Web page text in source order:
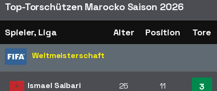
Top-Torschützen Marocko Saison 2026
Spieler, Liga Alter Position Tore
Weltmeisterschaft
Ismael Saibari 25 11 3